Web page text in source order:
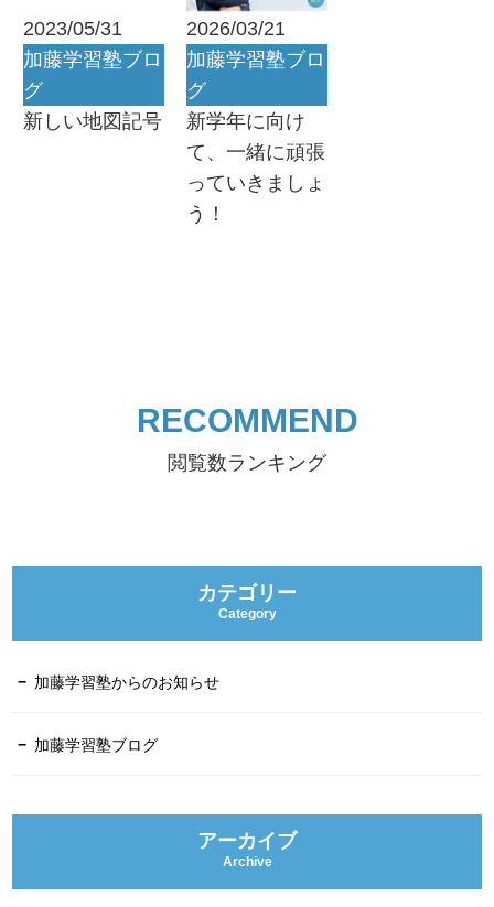
2023/05/31
加藤学習塾ブロ
グ
新しい地図記号
2026/03/21
加藤学習塾ブロ
グ
新学年に向け
て、一緒に頑張
っていきましょ
う！
RECOMMEND
閲覧数ランキング
カテゴリー
Category
加藤学習塾からのお知らせ
加藤学習塾ブログ
アーカイブ
Archive